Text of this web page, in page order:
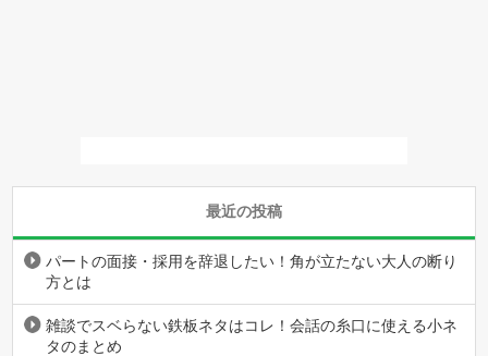
最近の投稿
パートの面接・採用を辞退したい！角が立たない大人の断り
方とは
雑談でスベらない鉄板ネタはコレ！会話の糸口に使える小ネ
タのまとめ